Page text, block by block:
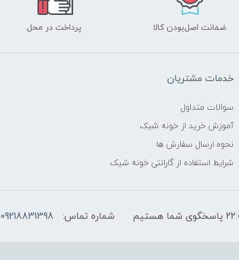
ضمانت اصل‌بودن کالا پرداخت در محل
خدمات مشتریان
سوالات متداول
آموزش خرید از خونه شیک
نحوه ارسال سفارش ها
شرایط استفاده از گارانتی خونه شیک
شماره تماس: 09218831398